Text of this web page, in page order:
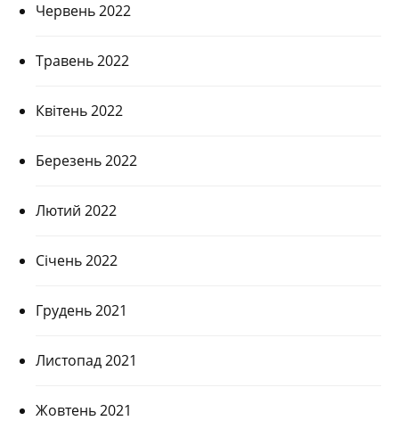
Червень 2022
Травень 2022
Квітень 2022
Березень 2022
Лютий 2022
Січень 2022
Грудень 2021
Листопад 2021
Жовтень 2021